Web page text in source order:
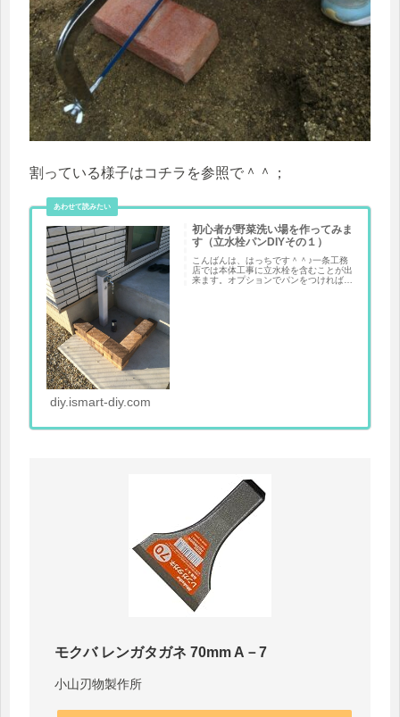
割っている様子はコチラを参照で＾＾；
初心者が野菜洗い場を作ってみま
す（立水栓パンDIYその１）
こんばんは、はっちです＾＾♪一条工務
店では本体工事に立水栓を含むことが出
来ます。オプションでパンをつければそ
diy.ismart-diy.com
モクバ レンガタガネ 70mm A－7
小山刃物製作所